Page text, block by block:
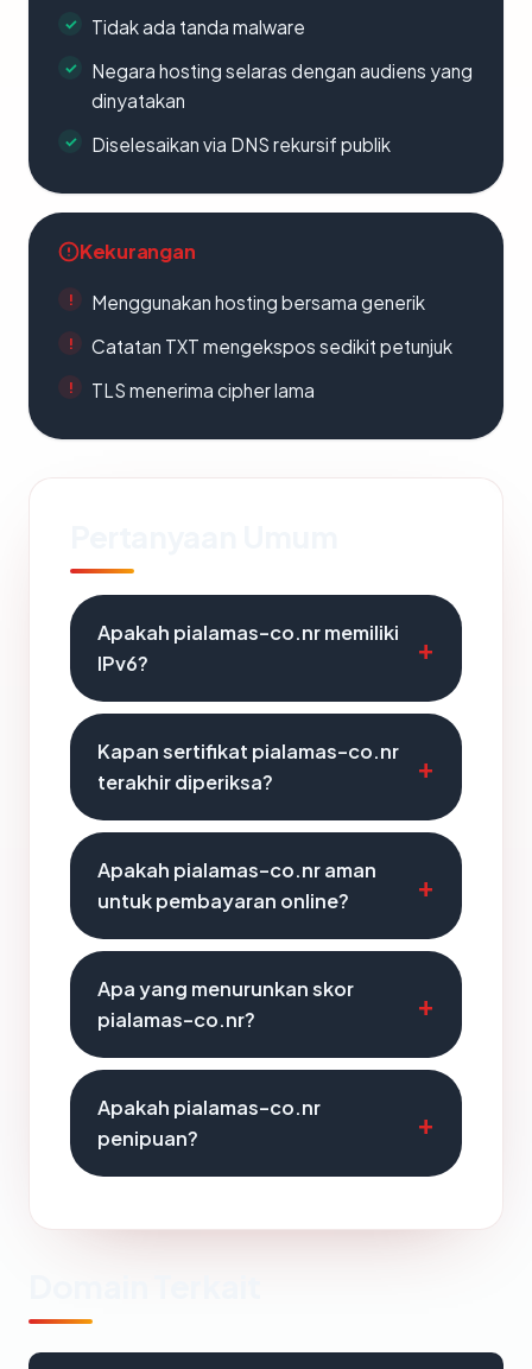
Tidak ada tanda malware
Negara hosting selaras dengan audiens yang
dinyatakan
Diselesaikan via DNS rekursif publik
Kekurangan
Menggunakan hosting bersama generik
Catatan TXT mengekspos sedikit petunjuk
TLS menerima cipher lama
Apakah pialamas-co.nr memiliki
IPv6?
Kapan sertifikat pialamas-co.nr
terakhir diperiksa?
Apakah pialamas-co.nr aman
untuk pembayaran online?
Apa yang menurunkan skor
pialamas-co.nr?
Apakah pialamas-co.nr
penipuan?